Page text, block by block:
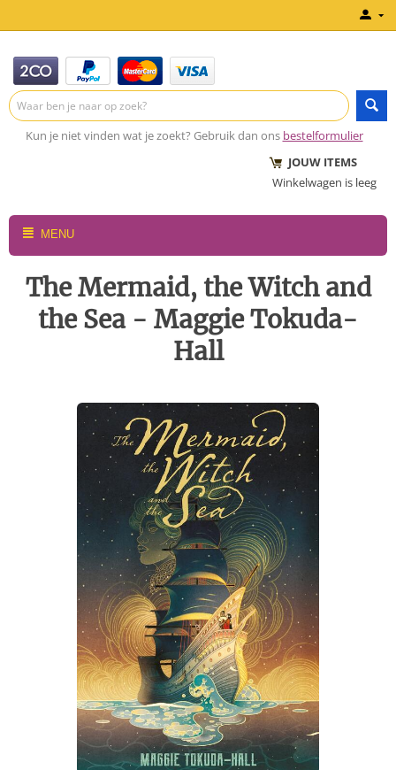
Kun je niet vinden wat je zoekt? Gebruik dan ons bestelformulier
JOUW ITEMS
Winkelwagen is leeg
MENU
The Mermaid, the Witch and
the Sea - Maggie Tokuda-
Hall